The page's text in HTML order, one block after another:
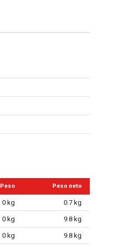
Peso Peso neto
0 kg 0.7 kg
0 kg 9.8 kg
0 kg 9.8 kg